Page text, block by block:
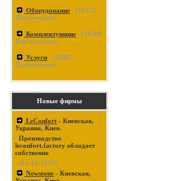
Оборудование (16372
Просмотров)
Комплектующие (16289
Просмотров)
Услуги (14867
Просмотров)
Новые фирмы
LeConfort - Киевская,
Украина, Киев.
Производство
leconfort.factory обладает
собственно
(03-19-2021)
Newstone - Киевская,